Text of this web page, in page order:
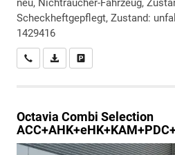
Scheckheftgepflegt, Zustand:
1429416
Wir rufen Sie anPDF-Datei, Fahrzeugexposé
Octavia Combi Selection